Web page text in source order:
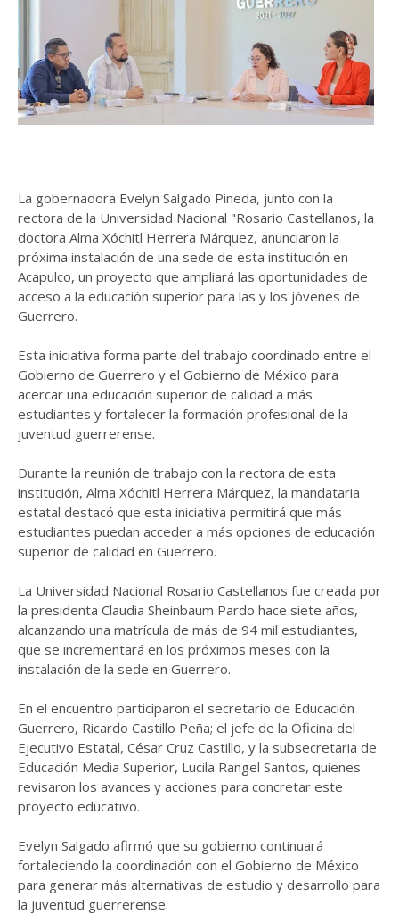
La gobernadora Evelyn Salgado Pineda, junto con la
rectora de la Universidad Nacional "Rosario Castellanos, la
doctora Alma Xóchitl Herrera Márquez, anunciaron la
próxima instalación de una sede de esta institución en
Acapulco, un proyecto que ampliará las oportunidades de
acceso a la educación superior para las y los jóvenes de
Guerrero.
Esta iniciativa forma parte del trabajo coordinado entre el
Gobierno de Guerrero y el Gobierno de México para
acercar una educación superior de calidad a más
estudiantes y fortalecer la formación profesional de la
juventud guerrerense.
Durante la reunión de trabajo con la rectora de esta
institución, Alma Xóchitl Herrera Márquez, la mandataria
estatal destacó que esta iniciativa permitirá que más
estudiantes puedan acceder a más opciones de educación
superior de calidad en Guerrero.
La Universidad Nacional Rosario Castellanos fue creada por
la presidenta Claudia Sheinbaum Pardo hace siete años,
alcanzando una matrícula de más de 94 mil estudiantes,
que se incrementará en los próximos meses con la
instalación de la sede en Guerrero.
En el encuentro participaron el secretario de Educación
Guerrero, Ricardo Castillo Peña; el jefe de la Oficina del
Ejecutivo Estatal, César Cruz Castillo, y la subsecretaria de
Educación Media Superior, Lucila Rangel Santos, quienes
revisaron los avances y acciones para concretar este
proyecto educativo.
Evelyn Salgado afirmó que su gobierno continuará
fortaleciendo la coordinación con el Gobierno de México
para generar más alternativas de estudio y desarrollo para
la juventud guerrerense.